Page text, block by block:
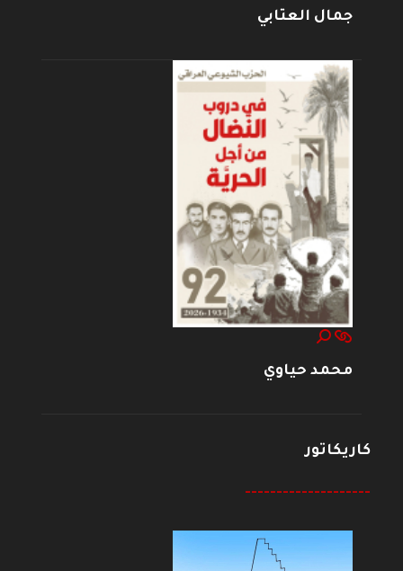
جمال العتابي
محمد حياوي
كاريكاتور
--------------------